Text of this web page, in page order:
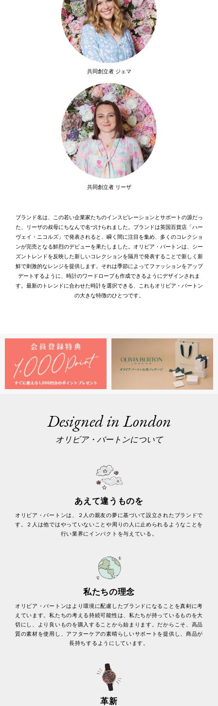
共同創立者 ジェマ
共同創立者 リーザ
ブランド名は、この若い企業家たちのインスピレーションとサポートの源だっ
た、リーザの叔母にちなんで名づけられました。ブランドは英国百貨店「ハー
ヴェイ・ニコルズ」で発表されると、瞬く間に注目を集め、多くのコレクショ
ンが完売となる鮮烈のデビューを果たしました。オリビア・バートンは、シー
ズントレンドを反映した新しいコレクションを隔月で発表することで新しく新
鮮で刺激的なレンジを提供します。それは季節によってファッションをアップ
デートするように、時計のワードローブも作成できるようにデザインされま
す。最新のトレンドに合わせた時計を選択できる、これもオリビア・バートン
の大きな特徴のひとつです。
Designed in London
オリビア・バートンについて
あえて違うものを
オリビア・バートンは、２人の親友の夢に基づいて設立されたブランドで
す。２人は他ではやっていないことや周りの人に止められるようなことを
行い業界にインパクトを与えている。
私たちの理念
オリビア・バートンはより環境に配慮したブランドになることを真剣に考
えています。私たちの考える持続可能性は、私たちが持っているものを大
切にし、より良いものを購入することから始まります。だからこそ、高品
質の素材を使用し、アフターケアの素晴らしいサポートを提供し、商品が
長持ちするようにしています。
革新